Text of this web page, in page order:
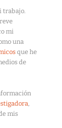
trabajo.
mi
una
que he
de
mis